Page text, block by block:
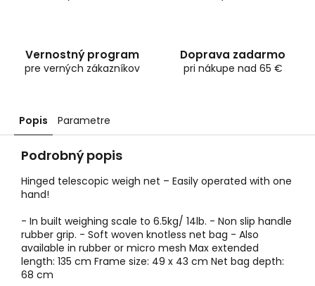
Vernostný program
pre verných zákazníkov
Doprava zadarmo
pri nákupe nad 65 €
Popis Parametre
Podrobný popis
Hinged telescopic weigh net – Easily operated with one
hand!
- In built weighing scale to 6.5kg/ 14lb. - Non slip handle
rubber grip. - Soft woven knotless net bag - Also
available in rubber or micro mesh Max extended
length: 135 cm Frame size: 49 x 43 cm Net bag depth:
68 cm